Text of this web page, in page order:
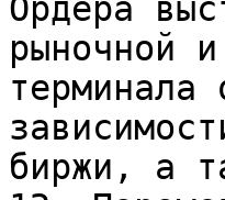
Ордера
рыночной
биржи, а